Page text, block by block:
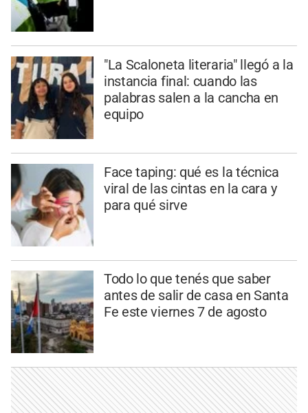
"La Scaloneta literaria" llegó a la
instancia final: cuando las
palabras salen a la cancha en
equipo
Face taping: qué es la técnica
viral de las cintas en la cara y
para qué sirve
Todo lo que tenés que saber
antes de salir de casa en Santa
Fe este viernes 7 de agosto